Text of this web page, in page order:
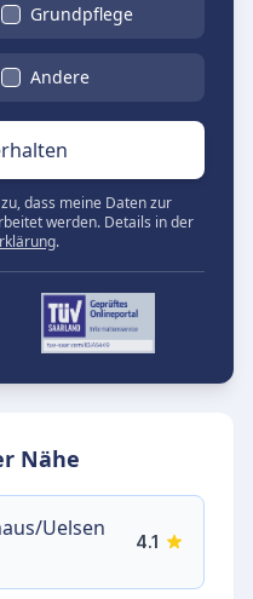
Grundpflege
Andere
dass meine Daten zur
werden. Details in der
.
Nähe
Uelsen
4.1